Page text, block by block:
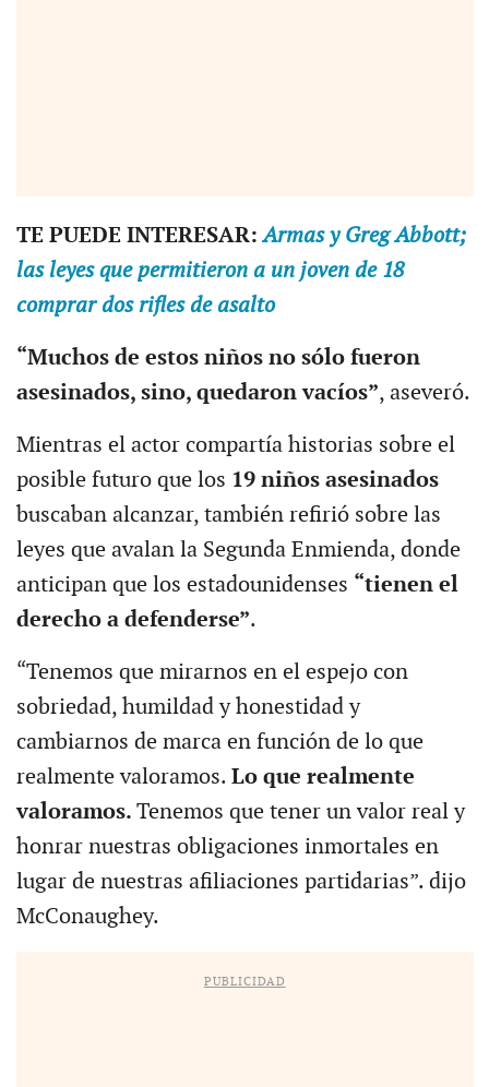
TE PUEDE INTERESAR:Armas y Greg Abbott;
las leyes que permitieron a un joven de 18
comprar dos rifles de asalto
“Muchos de estos niños no sólo fueron
asesinados, sino, quedaron vacíos”, aseveró.
Mientras el actor compartía historias sobre el
posible futuro que los 19 niños asesinados
buscaban alcanzar, también refirió sobre las
leyes que avalan la Segunda Enmienda, donde
anticipan que los estadounidenses “tienen el
derecho a defenderse”.
“Tenemos que mirarnos en el espejo con
sobriedad, humildad y honestidad y
cambiarnos de marca en función de lo que
realmente valoramos. Lo que realmente
valoramos. Tenemos que tener un valor real y
honrar nuestras obligaciones inmortales en
lugar de nuestras afiliaciones partidarias”. dijo
McConaughey.
PUBLICIDAD